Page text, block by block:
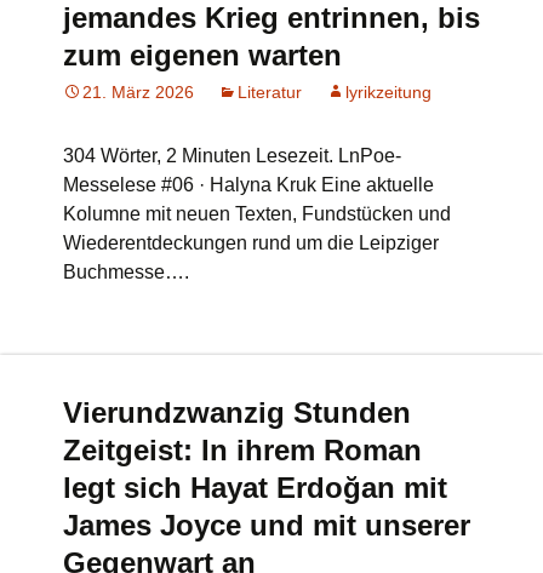
jemandes Krieg entrinnen, bis
zum eigenen warten
21. März 2026 Literatur lyrikzeitung
304 Wörter, 2 Minuten Lesezeit. LnPoe-
Messelese #06 · Halyna Kruk Eine aktuelle
Kolumne mit neuen Texten, Fundstücken und
Wiederentdeckungen rund um die Leipziger
Buchmesse….
Vierundzwanzig Stunden
Zeitgeist: In ihrem Roman
legt sich Hayat Erdoğan mit
James Joyce und mit unserer
Gegenwart an